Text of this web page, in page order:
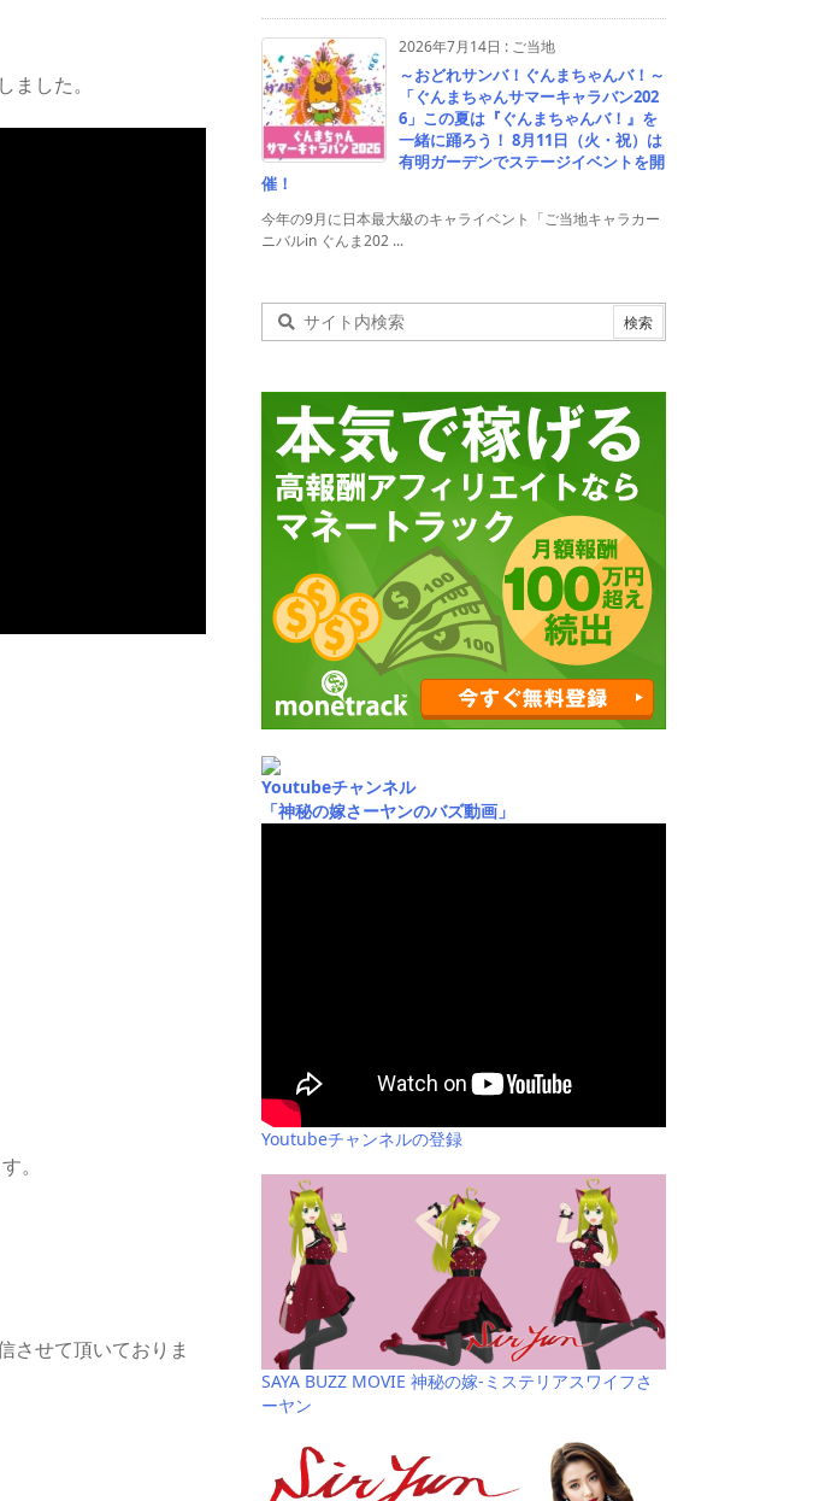
した。
。
させて頂いておりま
2026年7月14日 : ご当地
～おどれサンバ！ぐんまちゃんバ！～
「ぐんまちゃんサマーキャラバン202
6」この夏は『ぐんまちゃんバ！』を
一緒に踊ろう！ 8月11日（火・祝）は
有明ガーデンでステージイベントを開
催！
今年の9月に日本最大級のキャライベント「ご当地キャラカー
ニバルin ぐんま202 ...
Youtubeチャンネル
「神秘の嫁さーヤンのバズ動画」
Youtubeチャンネルの登録
SAYA BUZZ MOVIE 神秘の嫁-ミステリアスワイフさ
ーヤン